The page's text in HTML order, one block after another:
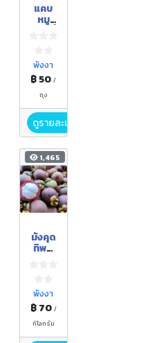
แคบ
หมู
พังงา
฿ 50/
ถุง
ดูรายละเอียด
1,465
มังคุด
ทิพย์
พังงา
฿ 70 /
กิโลกรัม